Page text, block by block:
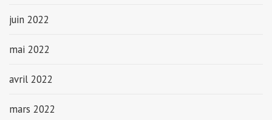
juin 2022
mai 2022
avril 2022
mars 2022